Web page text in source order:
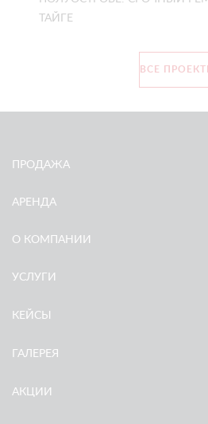
ТАЙГЕ
ВСЕ
ПРОДАЖА
АРЕНДА
О КОМПАНИИ
УСЛУГИ
КЕЙСЫ
ГАЛЕРЕЯ
АКЦИИ